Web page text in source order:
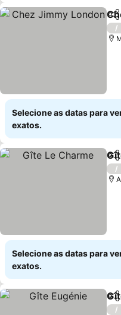
/
Selecione as datas para
exatos.
/
Selecione as datas para
exatos.
/